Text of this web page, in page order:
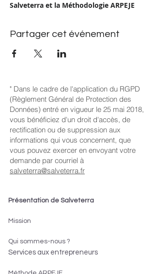
Salveterra et la Méthodologie ARPEJE
Partager cet événement
" Dans le cadre de l'application du RGPD
(Règlement Général de Protection des
Données) entré en vigueur le 25 mai 2018,
vous bénéficiez d'un droit d'accès, de
rectification ou de suppression aux
informations qui vous concernent, que
vous pouvez exercer en envoyant votre
demande par courriel à
salveterra@salveterra.fr
Présentation de Salveterra
Mission
Qui sommes-nous ?
Services aux entrepreneurs